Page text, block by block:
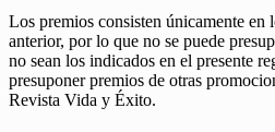
Los premios consisten únicamente en
anterior, por lo que no se puede
no sean los indicados en el presente
presuponer premios de otras
Revista Vida y Éxito.